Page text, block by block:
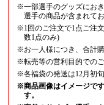
※一部選手のグッズにお
選手の商品が含まれてお
※1回のご注文で1点ご注
数1点のみ)
※お一人様につき、合計
※転売等の営利目的での
※各福袋の発送は12月初
※商品画像はイメージで
す。